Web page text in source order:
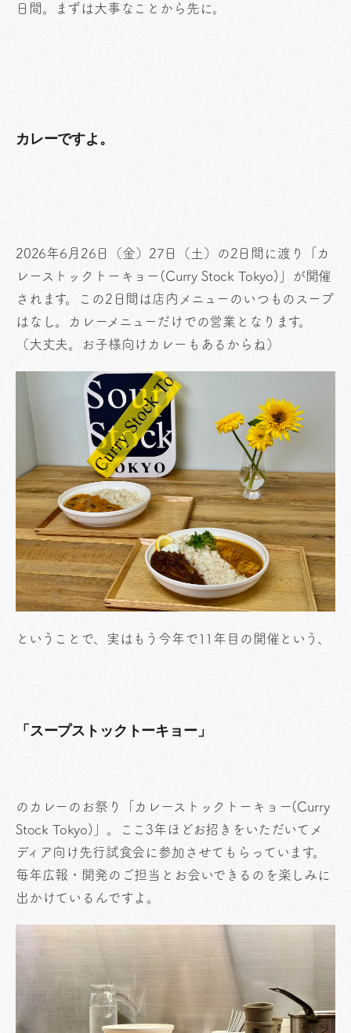
日間。まずは大事なことから先に。
カレーですよ。
2026年6月26日（金）27日（土）の2日間に渡り「カ
レーストックトーキョー(Curry Stock Tokyo)」が開催
されます。この2日間は店内メニューのいつものスープ
はなし。カレーメニューだけでの営業となります。
（大丈夫。お子様向けカレーもあるからね）
ということで、実はもう今年で11年目の開催という、
「スープストックトーキョー」
のカレーのお祭り「カレーストックトーキョー(Curry
Stock Tokyo)」。ここ3年ほどお招きをいただいてメ
ディア向け先行試食会に参加させてもらっています。
毎年広報・開発のご担当とお会いできるのを楽しみに
出かけているんですよ。